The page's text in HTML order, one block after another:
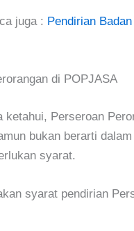
juga : Pendirian
di POPJASA
ketahui, Perseroan
bukan berarti
syarat.
syarat pendirian